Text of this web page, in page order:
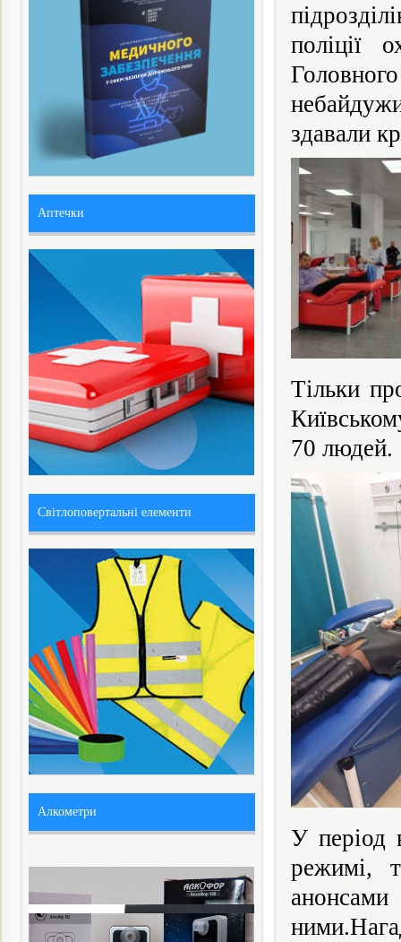
поліції
здавали
Тільки
70 людей.
У період
режимі,
Аптечки
Світлоповертальні елементи
Алкометри